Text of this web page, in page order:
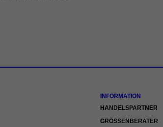
INFORMATION
HANDELSPARTNER
GRÖSSENBERATER